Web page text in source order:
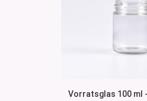
Vorratsglas 100 ml